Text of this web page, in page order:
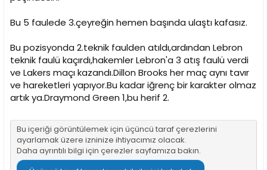
Bu 5 faulede 3.çeyreğin hemen başında ulaştı kafasız.
Bu pozisyonda 2.teknik faulden atıldı,ardından Lebron
teknik faulü kaçırdı,hakemler Lebron'a 3 atış faulü verdi
ve Lakers maçı kazandı.Dillon Brooks her maç aynı tavır
ve hareketleri yapıyor.Bu kadar iğrenç bir karakter olmaz
artık ya.Draymond Green 1,bu herif 2.
Bu içeriği görüntülemek için üçüncü taraf çerezlerini
ayarlamak üzere izninize ihtiyacımız olacak.
Daha ayrıntılı bilgi için çerezler sayfamıza bakın.